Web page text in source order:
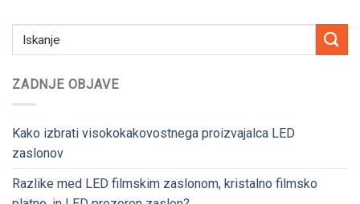
ZADNJE OBJAVE
Kako izbrati visokokakovostnega proizvajalca LED
zaslonov
Razlike med LED filmskim zaslonom, kristalno filmsko